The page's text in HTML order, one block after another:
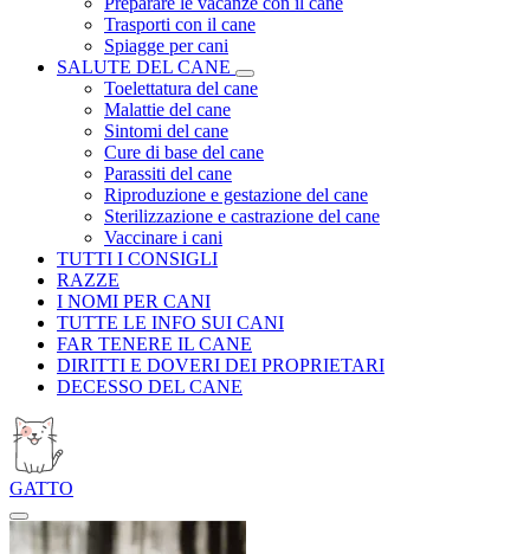
Trasporti con il cane
Spiagge per cani
SALUTE DEL CANE
Toelettatura del cane
Malattie del cane
Sintomi del cane
Cure di base del cane
Parassiti del cane
Riproduzione e gestazione del cane
Sterilizzazione e castrazione del cane
Vaccinare i cani
TUTTI I CONSIGLI
RAZZE
I NOMI PER CANI
TUTTE LE INFO SUI CANI
FAR TENERE IL CANE
DIRITTI E DOVERI DEI PROPRIETARI
DECESSO DEL CANE
GATTO